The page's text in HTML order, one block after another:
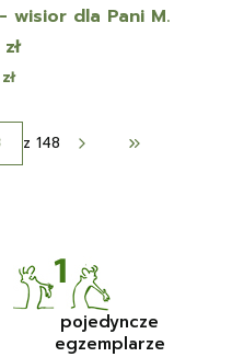
wisior dla Pani M.
z produktami
z 148 Przejdź do
pojedyncze
egzemplarze